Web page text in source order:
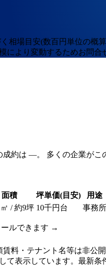
相場目安(数百円単位の概
により変動するためお問合
成約は —。 多くの企業がこ
面積 坪単価(目安)
用途
/ 約9坪 10千円台 事務所
ルできます →
賃料・テナント名等は非公
て表示しています。最新条